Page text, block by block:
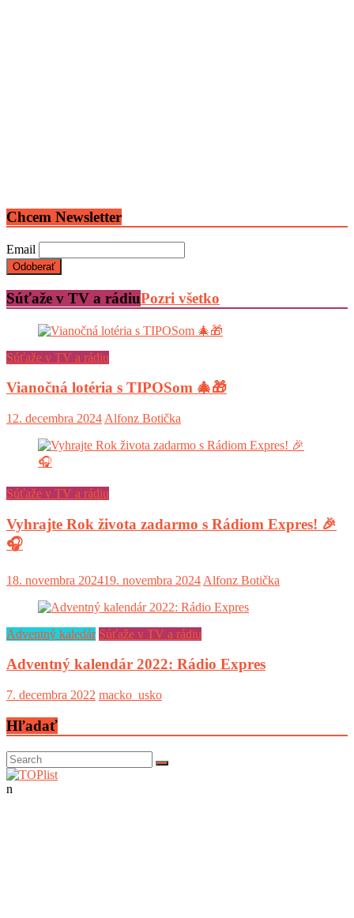
Chcem Newsletter
Email
Súťaže v TV a rádiuPozri všetko
Súťaže v TV a rádiu
Vianočná lotéria s TIPOSom 🎄🎁
12. decembra 2024 Alfonz Botička
Súťaže v TV a rádiu
Vyhrajte Rok života zadarmo s Rádiom Expres! 🎉
🎧
18. novembra 202419. novembra 2024 Alfonz Botička
Adventný kaledár Súťaže v TV a rádiu
Adventný kalendár 2022: Rádio Expres
7. decembra 2022 macko_usko
Hľadať
n